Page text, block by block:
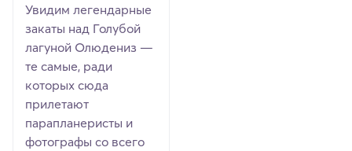
Увидим легендарные
закаты над Голубой
лагуной Олюдениз —
те самые, ради
которых сюда
прилетают
парапланеристы и
фотографы со всего